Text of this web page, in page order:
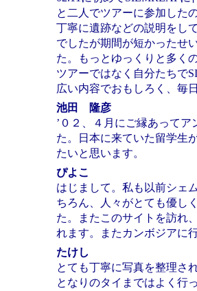
と二人でツアーに参加した
丁寧に遺跡などの説明をし
でしたが期間が短かったせ
た。もっとゆっくりと多く
ツアーではなく自分たちで
広い内容でおもしろく、毎
池田 隆彦
’０２、４月にご縁あって
た。日本に来ていた留学生
たいと思います。
ぴよこ
はじまして。私も以前シェ
ちろん、人々がとても優し
た。またこのサイトを訪れ
れます。またカンボジアに
たけし
とても丁寧に写真を整理さ
となりのタイまではよく行